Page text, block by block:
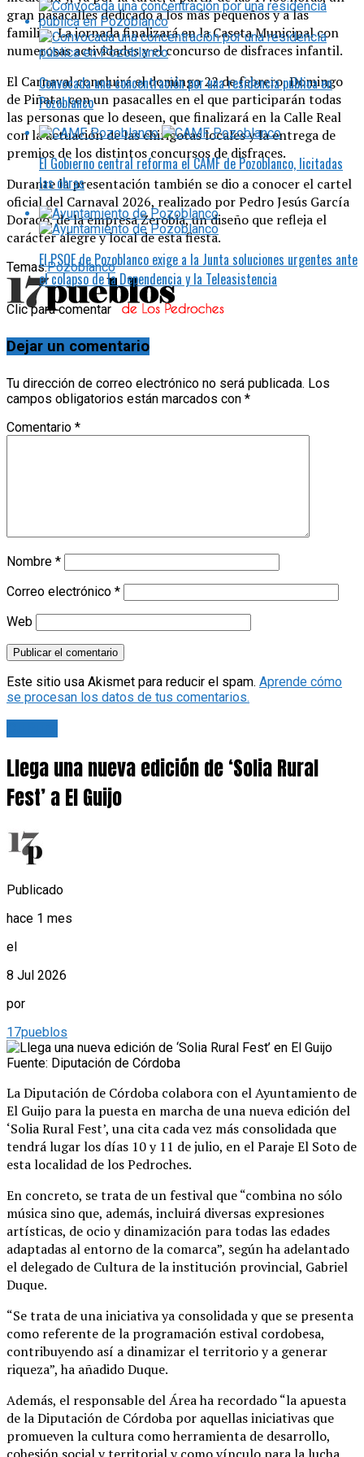
gran pasacalles dedicado a los más pequeños y a las
familias. La jornada finalizará en la Caseta Municipal con
numerosas actividades y el concurso de disfraces infantil.
El Carnaval concluirá el domingo 22 de febrero, Domingo
de Piñata, con un pasacalles en el que participarán todas
las personas que lo deseen, que finalizará en la Calle Real
con la actuación de las chirigotas locales y la entrega de
premios de los distintos concursos de disfraces.
Durante la presentación también se dio a conocer el cartel
oficial del Carnaval 2026, realizado por Pedro Jesús García
Dorado, de la empresa Zerobia, un diseño que refleja el
carácter alegre y local de esta fiesta.
Temas:Pozoblanco
Convocada una concentración por una residencia pública en
Pozoblanco
El Gobierno central reforma el CAMF de Pozoblanco, licitadas
las obras
El PSOE de Pozoblanco exige a la Junta soluciones urgentes ante
el colapso de la Dependencia y la Teleasistencia
Clic para comentar
Dejar un comentario
Tu dirección de correo electrónico no será publicada. Los
campos obligatorios están marcados con *
Comentario *
Nombre *
Correo electrónico *
Web
Este sitio usa Akismet para reducir el spam. Aprende cómo
se procesan los datos de tus comentarios.
Llega una nueva edición de ‘Solia Rural
Fest’ a El Guijo
Publicado
hace 1 mes
el
8 Jul 2026
por
17pueblos
Fuente: Diputación de Córdoba
La Diputación de Córdoba colabora con el Ayuntamiento de
El Guijo para la puesta en marcha de una nueva edición del
‘Solia Rural Fest’, una cita cada vez más consolidada que
tendrá lugar los días 10 y 11 de julio, en el Paraje El Soto de
esta localidad de los Pedroches.
En concreto, se trata de un festival que “combina no sólo
música sino que, además, incluirá diversas expresiones
artísticas, de ocio y dinamización para todas las edades
adaptadas al entorno de la comarca”, según ha adelantado
el delegado de Cultura de la institución provincial, Gabriel
Duque.
“Se trata de una iniciativa ya consolidada y que se presenta
como referente de la programación estival cordobesa,
contribuyendo así a dinamizar el territorio y a generar
riqueza”, ha añadido Duque.
Además, el responsable del Área ha recordado “la apuesta
de la Diputación de Córdoba por aquellas iniciativas que
promueven la cultura como herramienta de desarrollo,